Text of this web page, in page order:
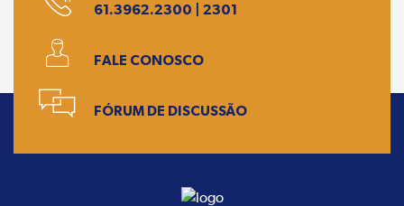
61.3962.2300 | 2301
FALE CONOSCO
FÓRUM DE DISCUSSÃO